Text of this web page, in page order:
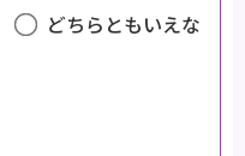
どちらともいえな